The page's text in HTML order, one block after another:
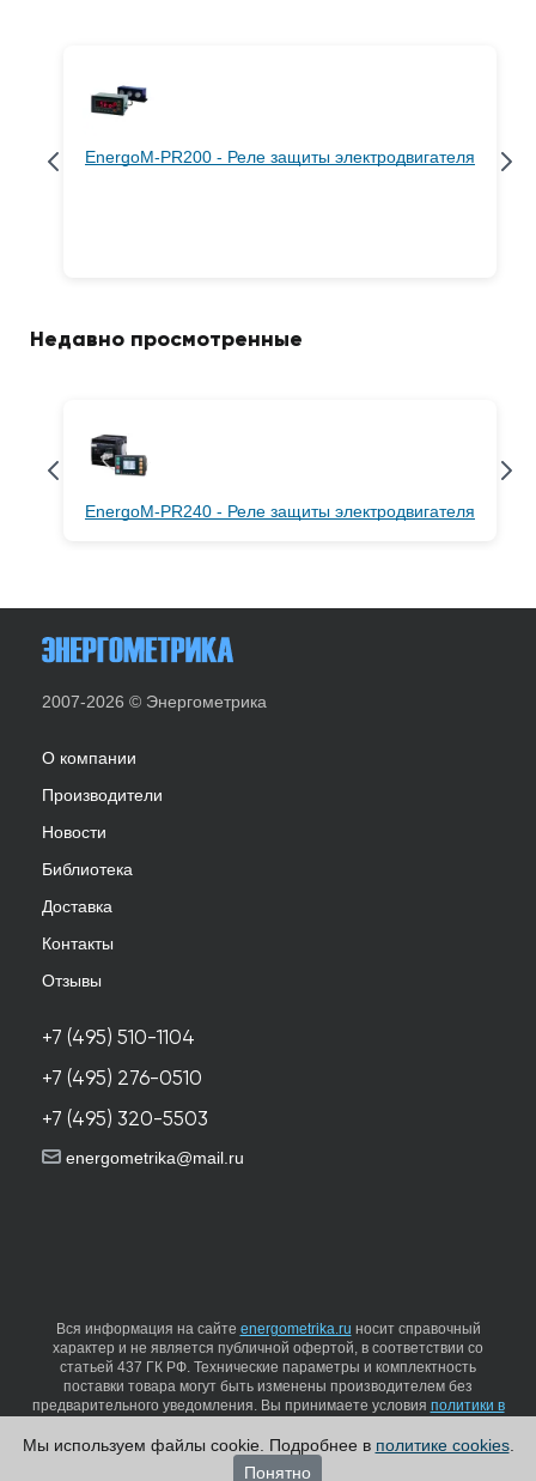
EnergoM-PR200 - Реле защиты электродвигателя
Недавно просмотренные
EnergoM-PR240 - Реле защиты электродвигателя
2007-2026 © Энергометрика
О компании
Производители
Новости
Библиотека
Доставка
Контакты
Отзывы
+7 (495) 510-1104
+7 (495) 276-0510
+7 (495) 320-5503
energometrika@mail.ru
Вся информация на сайте energometrika.ru носит справочный
характер и не является публичной офертой, в соответствии со
статьей 437 ГК РФ. Технические параметры и комплектность
поставки товара могут быть изменены производителем без
предварительного уведомления. Вы принимаете условия политики в
соглашениякаждый раз, когда оставляете свои данные в любой
форме обратной связи на сайте energometrika.ru
Мы используем файлы cookie. Подробнее в политике cookies.
Понятно